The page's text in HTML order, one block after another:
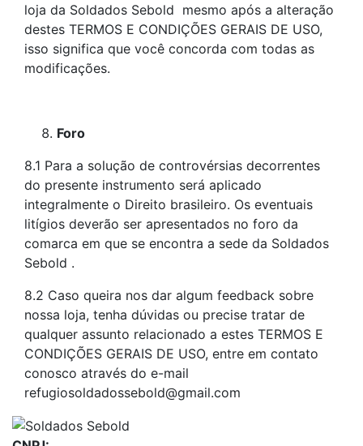
loja da Soldados Sebold mesmo após a alteração
destes TERMOS E CONDIÇÕES GERAIS DE USO,
isso significa que você concorda com todas as
modificações.
Foro
8.1 Para a solução de controvérsias decorrentes
do presente instrumento será aplicado
integralmente o Direito brasileiro. Os eventuais
litígios deverão ser apresentados no foro da
comarca em que se encontra a sede da Soldados
Sebold .
8.2 Caso queira nos dar algum feedback sobre
nossa loja, tenha dúvidas ou precise tratar de
qualquer assunto relacionado a estes TERMOS E
CONDIÇÕES GERAIS DE USO, entre em contato
conosco através do e-mail
refugiosoldadossebold@gmail.com